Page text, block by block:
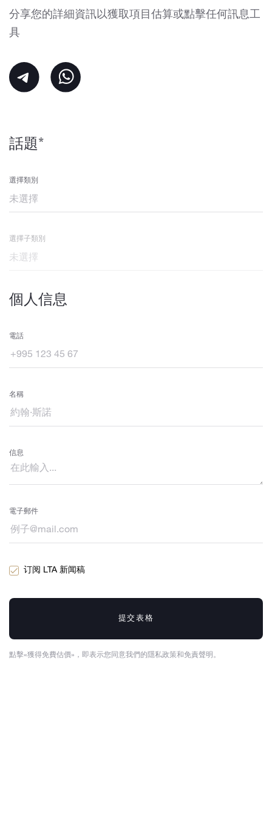
分享您的詳細資訊以獲取項目估算或點擊任何訊息工
具
話題*
選擇類別
選擇子類別
個人信息
電話
名稱
信息
電子郵件
订阅 LTA 新闻稿
提交表格
點擊«獲得免費估價»，即表示您同意我們的隱私政策和免責聲明。